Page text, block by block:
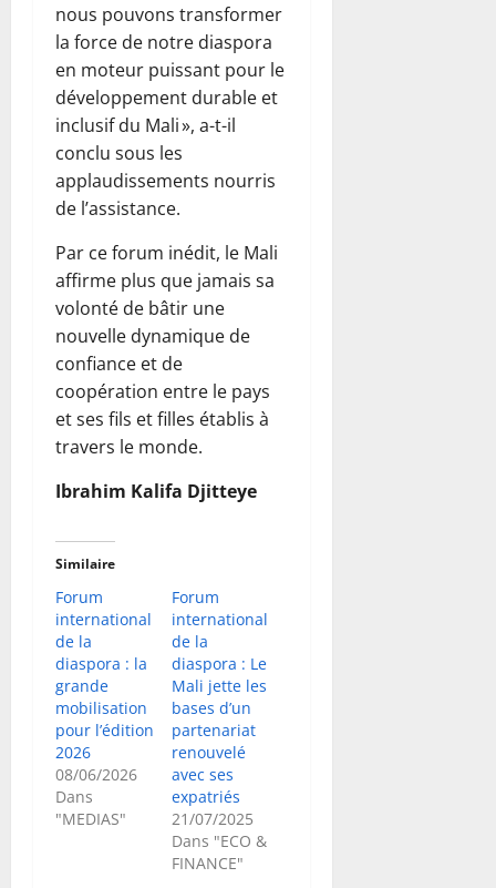
nous pouvons transformer
la force de notre diaspora
en moteur puissant pour le
développement durable et
inclusif du Mali », a-t-il
conclu sous les
applaudissements nourris
de l’assistance.
Par ce forum inédit, le Mali
affirme plus que jamais sa
volonté de bâtir une
nouvelle dynamique de
confiance et de
coopération entre le pays
et ses fils et filles établis à
travers le monde.
Ibrahim Kalifa Djitteye
Similaire
Forum
international
de la
diaspora : la
grande
mobilisation
pour l’édition
2026
08/06/2026
Dans
"MEDIAS"
Forum
international
de la
diaspora : Le
Mali jette les
bases d’un
partenariat
renouvelé
avec ses
expatriés
21/07/2025
Dans "ECO &
FINANCE"